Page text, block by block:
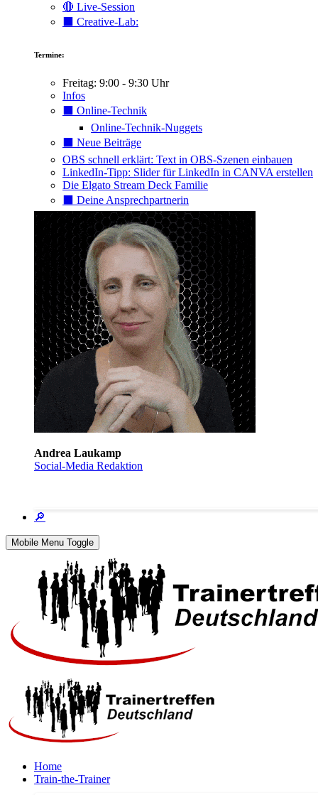
🔴 Live-Session
⬛️ Creative-Lab:
Termine:
Freitag: 9:00 - 9:30 Uhr
Infos
⬛️ Online-Technik
Online-Technik-Nuggets
⬛️ Neue Beiträge
OBS schnell erklärt: Text in OBS-Szenen einbauen
LinkedIn-Tipp: Slider für LinkedIn in CANVA erstellen
Die Elgato Stream Deck Familie
⬛️ Deine Ansprechpartnerin
Andrea Laukamp
Social-Media Redaktion
🔎
Mobile Menu Toggle
Home
Train-the-Trainer